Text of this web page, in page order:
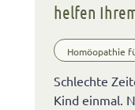
helfen
Homöopathie
Schlechte
Kind einmal.